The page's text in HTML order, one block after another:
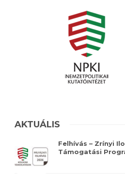
AKTUÁLIS
Felhívás – Zrínyi
Támogatási